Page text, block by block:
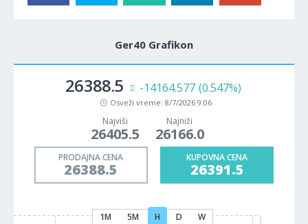
Ger40 Grafikon
26388.5 -14164.577 (0.547%)
Osveži vreme: 8/7/2026 9:06
Najviši
26405.5
Najniži
26166.0
PRODAJNA CENA
26388.5
KUPOVNA CENA
26391.5
1M 5M H D W